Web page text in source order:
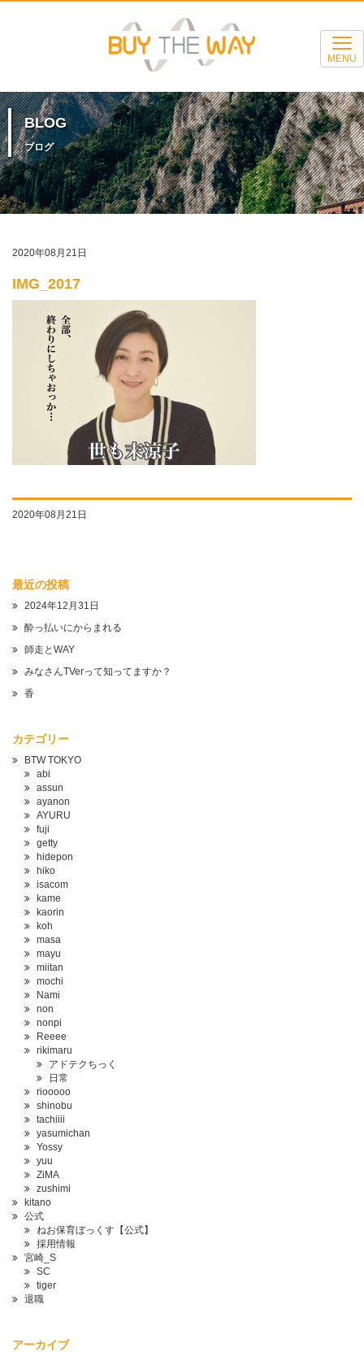
MENU
BLOG
ブログ
2020年08月21日
IMG_2017
2020年08月21日
最近の投稿
2024年12月31日
酔っ払いにからまれる
師走とWAY
みなさんTVerって知ってますか？
香
カテゴリー
BTW TOKYO
abi
assun
ayanon
AYURU
fuji
getty
hidepon
hiko
isacom
kame
kaorin
koh
masa
mayu
miitan
mochi
Nami
non
nonpi
Reeee
rikimaru
アドテクちっく
日常
riooooo
shinobu
tachiiii
yasumichan
Yossy
yuu
ZiMA
zushimi
kitano
公式
ねお保育ぼっくす【公式】
採用情報
宮崎_S
SC
tiger
退職
アーカイブ